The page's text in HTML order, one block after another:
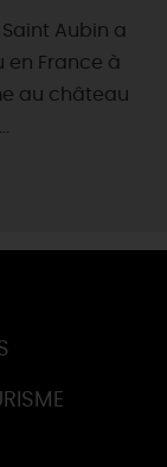
Aubin a
en France à
au château